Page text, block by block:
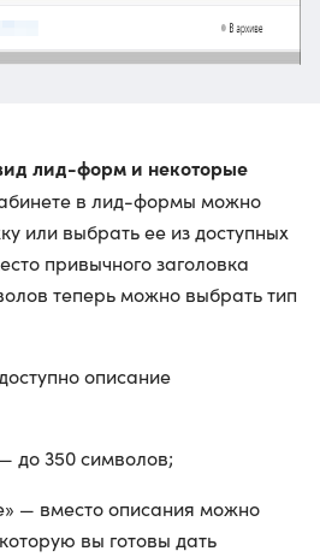
лид-форм и некоторые
в лид-формы можно
или выбрать ее из доступных
привычного заголовка
теперь можно выбрать тип
описание
до 350 символов;
— вместо описания можно
вы готовы дать